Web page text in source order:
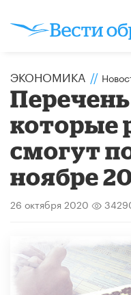
ЭКОНОМИКА //
которые
смогут
ноябре
26 октября 2020